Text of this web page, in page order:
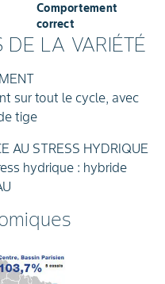
Comportement
correct
DE LA VARIÉTÉ
sur tout le cycle, avec
tige
AU STRESS HYDRIQUE
hydrique : hybride